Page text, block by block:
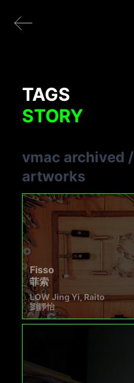
TAGS
STORY
vmac archived /
artworks
Fisso
菲索
LOW Jing Yi, Raito
劉靜怡